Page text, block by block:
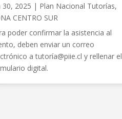
30, 2025 | Plan Nacional Tutorías,
CENTRO SUR
poder confirmar la asistencia al
deben enviar un correo
a tutoría@piie.cl y rellenar el
digital.